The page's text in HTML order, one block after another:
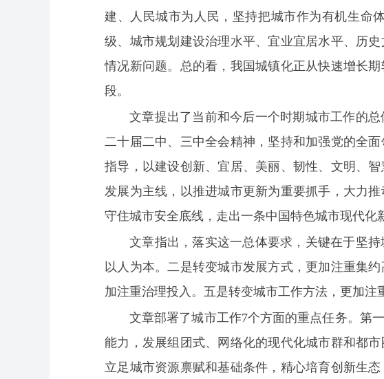
建、人民城市为人民，坚持把城市作为有机生命
级、城市规划建设治理水平、宜业宜居水平、历
情况新问题。总的看，我国城镇化正从快速增长
段。
文章提出了当前和今后一个时期城市工作的
二十届二中、三中全会精神，坚持和加强党的全
指导，以建设创新、宜居、美丽、韧性、文明、
发展为主线，以推进城市更新为重要抓手，大力
守住城市安全底线，走出一条中国特色城市现代化
文章指出，落实这一总体要求，关键在于坚
以人为本。二是转变城市发展方式，更加注重集
加注重治理投入。五是转变城市工作方法，更加注
文章部署了城市工作7个方面的重点任务。第
能力，发展组团式、网络化的现代化城市群和都
立足城市资源禀赋和基础条件，精心培育创新生